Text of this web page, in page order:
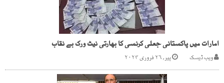
امارات میں پاکستانی جعلی کرنسی کا بھارتی نیٹ ورک بے نقاب
ویب ڈیسک پیر, ۲۶ فروری ۲۰۲۴